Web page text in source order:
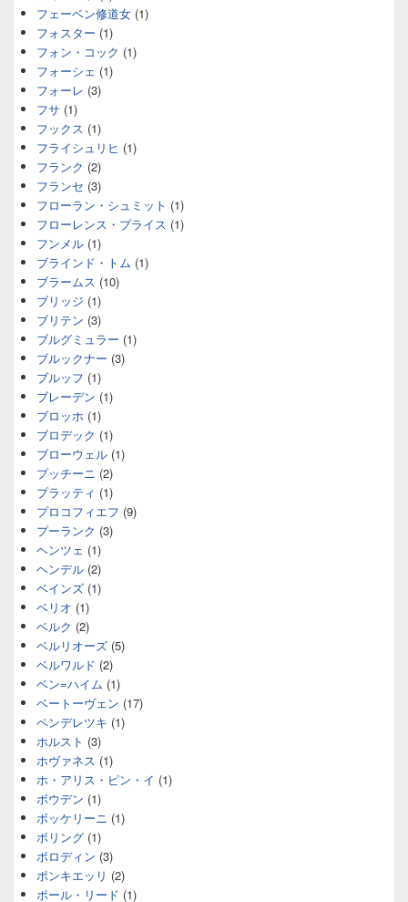
フェーベン修道女 (1)
フォスター (1)
フォン・コック (1)
フォーシェ (1)
フォーレ (3)
フサ (1)
フックス (1)
フライシュリヒ (1)
フランク (2)
フランセ (3)
フローラン・シュミット (1)
フローレンス・プライス (1)
フンメル (1)
ブラインド・トム (1)
ブラームス (10)
ブリッジ (1)
ブリテン (3)
ブルグミュラー (1)
ブルックナー (3)
ブルッフ (1)
ブレーデン (1)
ブロッホ (1)
ブロデック (1)
ブローウェル (1)
プッチーニ (2)
プラッティ (1)
プロコフィエフ (9)
プーランク (3)
ヘンツェ (1)
ヘンデル (2)
ベインズ (1)
ベリオ (1)
ベルク (2)
ベルリオーズ (5)
ベルワルド (2)
ベン=ハイム (1)
ベートーヴェン (17)
ペンデレツキ (1)
ホルスト (3)
ホヴァネス (1)
ホ・アリス・ピン・イ (1)
ボウデン (1)
ボッケリーニ (1)
ボリング (1)
ボロディン (3)
ポンキエッリ (2)
ポール・リード (1)